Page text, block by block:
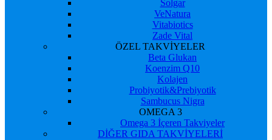
Solgar
VeNatura
Vitabiotics
Zade Vital
ÖZEL TAKVİYELER
Beta Glukan
Koenzim Q10
Kolajen
Probiyotik&Prebiyotik
Sambucus Nigra
OMEGA 3
Omega 3 İçeren Takviyeler
DİĞER GIDA TAKVİYELERİ